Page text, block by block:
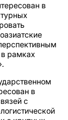
в
рамках
в
с